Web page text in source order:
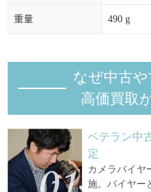
重量 490 g
なぜ中古
高価買取
ベテラン中
定
カメラバイヤ
施。バイヤー